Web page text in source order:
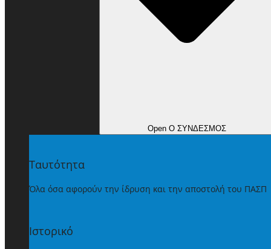
Open Ο ΣΥΝΔΕΣΜΟΣ
Ταυτότητα
Όλα όσα αφορούν την ίδρυση και την αποστολή του ΠΑΣΠ
Ιστορικό